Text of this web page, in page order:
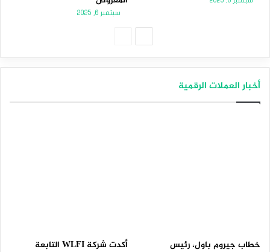
سبتمبر 6, 2025
أخبار العملات الرقمية
خطاب جيروم باول، رئيس
أكدت شركة WLFI التابعة